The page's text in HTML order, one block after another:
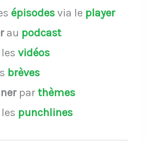
épisodesvia le player
au podcast
vidéos
brèves
parthèmes
punchlines